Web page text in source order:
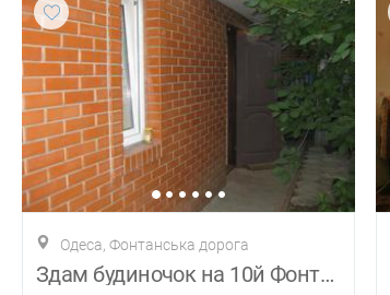
Одеса, Фонтанська дорога
Здам будиночок на 10й Фонтану біля моря